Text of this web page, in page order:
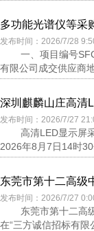
多功能光谱仪等采
发布时间：2026/7/28
一、项目编号
有限公司成交供应商
深圳麒麟山庄高清
发布时间：2026/7/27
高清LED显示屏
2026年8月7日14时
东莞市第十二高级
发布时间：2026/7/27
东莞市第十二高
在“三方诚信招标有